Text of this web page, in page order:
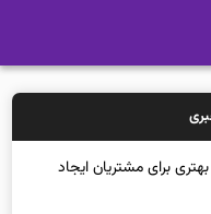
برای مشتریان ایجاد